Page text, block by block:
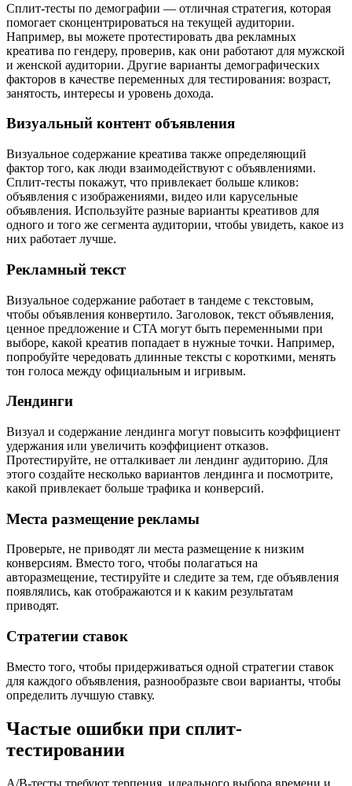
Сплит-тесты по демографии — отличная стратегия, которая
помогает сконцентрироваться на текущей аудитории.
Например, вы можете протестировать два рекламных
креатива по гендеру, проверив, как они работают для мужской
и женской аудитории. Другие варианты демографических
факторов в качестве переменных для тестирования: возраст,
занятость, интересы и уровень дохода.
Визуальный контент объявления
Визуальное содержание креатива также определяющий
фактор того, как люди взаимодействуют с объявлениями.
Сплит-тесты покажут, что привлекает больше кликов:
объявления с изображениями, видео или карусельные
объявления. Используйте разные варианты креативов для
одного и того же сегмента аудитории, чтобы увидеть, какое из
них работает лучше.
Рекламный текст
Визуальное содержание работает в тандеме с текстовым,
чтобы объявления конвертило. Заголовок, текст объявления,
ценное предложение и CTA могут быть переменными при
выборе, какой креатив попадает в нужные точки. Например,
попробуйте чередовать длинные тексты с короткими, менять
тон голоса между официальным и игривым.
Лендинги
Визуал и содержание лендинга могут повысить коэффициент
удержания или увеличить коэффициент отказов.
Протестируйте, не отталкивает ли лендинг аудиторию. Для
этого создайте несколько вариантов лендинга и посмотрите,
какой привлекает больше трафика и конверсий.
Места размещение рекламы
Проверьте, не приводят ли места размещение к низким
конверсиям. Вместо того, чтобы полагаться на
авторазмещение, тестируйте и следите за тем, где объявления
появлялись, как отображаются и к каким результатам
приводят.
Стратегии ставок
Вместо того, чтобы придерживаться одной стратегии ставок
для каждого объявления, разнообразьте свои варианты, чтобы
определить лучшую ставку.
Частые ошибки при сплит-
тестировании
A/B-тесты требуют терпения, идеального выбора времени и